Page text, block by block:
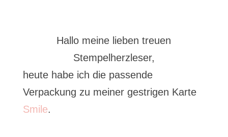
Hallo meine lieben treuen
Stempelherzleser,
heute habe ich die passende
Verpackung zu meiner gestrigen Karte
Smile.